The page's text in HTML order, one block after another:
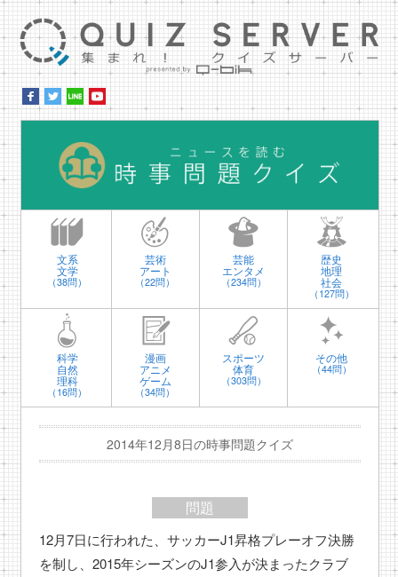
文系
文学
（38問）
芸術
アート
（22問）
芸能
エンタメ
（234問）
歴史
地理
社会
（127問）
科学
自然
理科
（16問）
漫画
アニメ
ゲーム
（34問）
スポーツ
体育
（303問）
その他
（44問）
2014年12月8日の時事問題クイズ
問題
12月7日に行われた、サッカーJ1昇格プレーオフ決勝
を制し、2015年シーズンのJ1参入が決まったクラブ